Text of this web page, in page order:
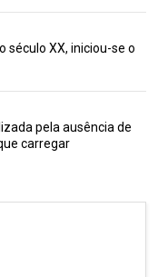
século XX, iniciou-se o
pela ausência de
carregar